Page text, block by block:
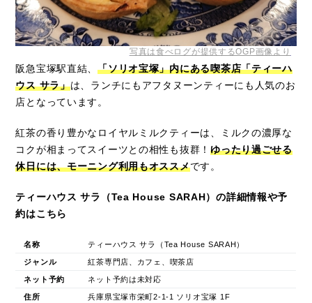
写真は食べログが提供するOGP画像より
阪急宝塚駅直結、「ソリオ宝塚」内にある喫茶店「ティーハ
ウス サラ」は、ランチにもアフタヌーンティーにも人気のお
店となっています。
紅茶の香り豊かなロイヤルミルクティーは、ミルクの濃厚な
コクが相まってスイーツとの相性も抜群！ゆったり過ごせる
休日には、モーニング利用もオススメです。
ティーハウス サラ（Tea House SARAH）の詳細情報や予
約はこちら
名称 ティーハウス サラ（Tea House SARAH）
ジャンル 紅茶専門店、カフェ、喫茶店
ネット予約 ネット予約は未対応
住所 兵庫県宝塚市栄町2-1-1 ソリオ宝塚 1F